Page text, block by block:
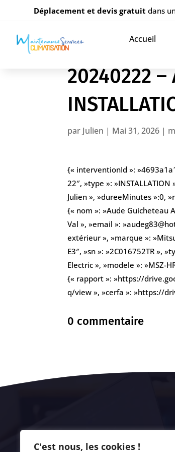
C'est nous, les cookies !
Déplacement et devis gratuitdans
Accueil
20240222
par Julien | Mai 31, 2026 |
{« interventionId »:
22″, »type »:
Julien », »dureeMinutes »:0,
{« nom »: »Aude Guicheteau
Val », »email »:
extérieur », »marque »:
E3″, »sn »: »2C016752TR »,
Electric », »modele »: »MSZ-
{« rapport »: »https://
q/view », »cerfa »: »https://
0 commentaire